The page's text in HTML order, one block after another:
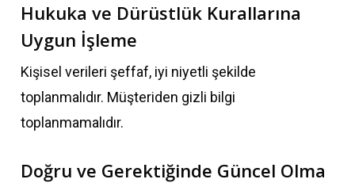
Hukuka ve Dürüstlük Kurallarına
Uygun İşleme
Kişisel verileri şeffaf, iyi niyetli şekilde
toplanmalıdır. Müşteriden gizli bilgi
toplanmamalıdır.
Doğru ve Gerektiğinde Güncel Olma